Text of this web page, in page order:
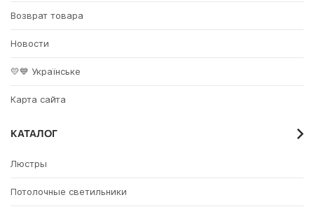
Возврат товара
Новости
💛💙 Українське
Карта сайта
КАТАЛОГ
Люстры
Потолочные светильники